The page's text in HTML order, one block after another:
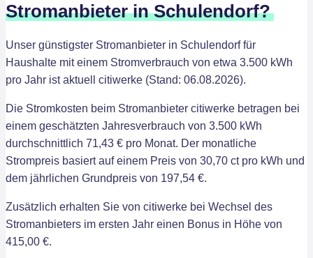
Stromanbieter in Schulendorf?
Unser günstigster Stromanbieter in Schulendorf für
Haushalte mit einem Stromverbrauch von etwa 3.500 kWh
pro Jahr ist aktuell citiwerke (Stand: 06.08.2026).
Die Stromkosten beim Stromanbieter citiwerke betragen bei
einem geschätzten Jahresverbrauch von 3.500 kWh
durchschnittlich 71,43 € pro Monat. Der monatliche
Strompreis basiert auf einem Preis von 30,70 ct pro kWh und
dem jährlichen Grundpreis von 197,54 €.
Zusätzlich erhalten Sie von citiwerke bei Wechsel des
Stromanbieters im ersten Jahr einen Bonus in Höhe von
415,00 €.